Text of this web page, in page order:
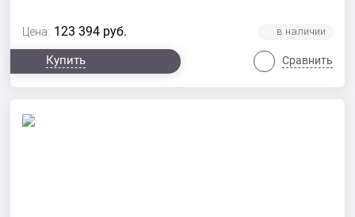
Цена: 123 394 руб.
Купить Сравнить